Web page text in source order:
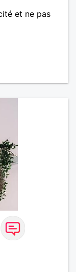
et ne pas